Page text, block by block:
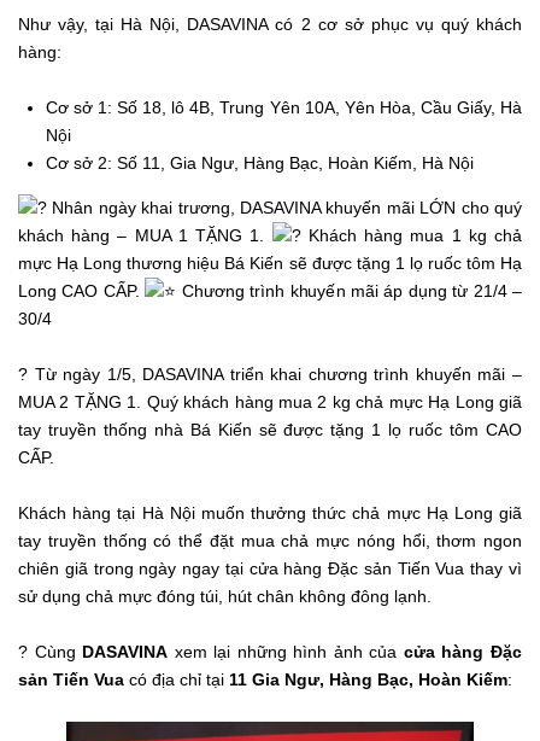
Như vậy, tại Hà Nội, DASAVINA có 2 cơ sở phục vụ quý khách
hàng:
Cơ sở 1: Số 18, lô 4B, Trung Yên 10A, Yên Hòa, Cầu Giấy, Hà
Nội
Cơ sở 2: Số 11, Gia Ngư, Hàng Bạc, Hoàn Kiếm, Hà Nội
Nhân ngày khai trương, DASAVINA khuyến mãi LỚN cho quý
khách hàng – MUA 1 TẶNG 1.
Khách hàng mua 1 kg chả
mực Hạ Long thương hiệu Bá Kiến sẽ được tặng 1 lọ ruốc tôm Hạ
Long CAO CẤP.
Chương trình khuyến mãi áp dụng từ 21/4 –
30/4
? Từ ngày 1/5, DASAVINA triển khai chương trình khuyến mãi –
MUA 2 TẶNG 1. Quý khách hàng mua 2 kg chả mực Hạ Long giã
tay truyền thống nhà Bá Kiến sẽ được tặng 1 lọ ruốc tôm CAO
CẤP.
Khách hàng tại Hà Nội muốn thưởng thức chả mực Hạ Long giã
tay truyền thống có thể đặt mua chả mực nóng hổi, thơm ngon
chiên giã trong ngày ngay tại cửa hàng Đặc sản Tiến Vua thay vì
sử dụng chả mực đóng túi, hút chân không đông lạnh.
? Cùng DASAVINA xem lại những hình ảnh của cửa hàng Đặc
sản Tiến Vua có địa chỉ tại 11 Gia Ngư, Hàng Bạc, Hoàn Kiếm: